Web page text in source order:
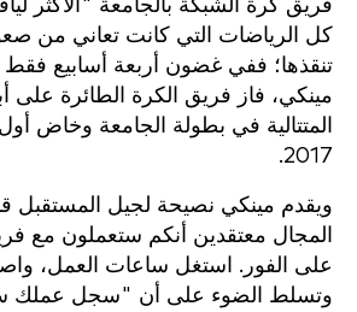
فريق كرة الشبكة بالجامعة "الأكثر
كل الرياضات التي كانت تعاني من
تنقذها؛ ففي غضون أربعة أسابيع
مينكي، فاز فريق الكرة الطائرة على
المتتالية في بطولة الجامعة وخاض
2017.
ويقدم مينكي نصيحة لجيل المستقبل
المجال معتقدين أنكم ستعملون مع
على الفور. استغل ساعات العمل،
وتسلط الضوء على أن "سجل عملك